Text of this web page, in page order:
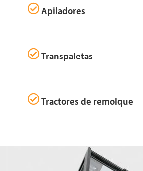
Apiladores
Transpaletas
Tractores de remolque